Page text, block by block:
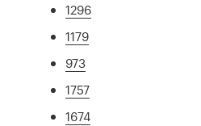
1296
1179
973
1757
1674